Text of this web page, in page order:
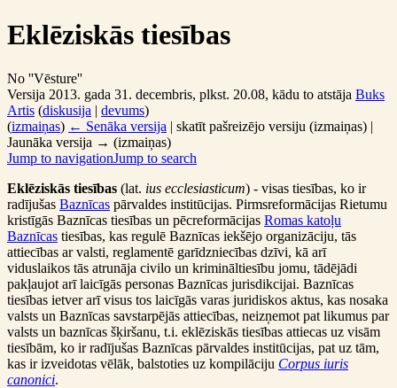
Eklēziskās tiesības
No ''Vēsture''
Versija 2013. gada 31. decembris, plkst. 20.08, kādu to atstāja Buks
Artis (diskusija | devums)
(izmaiņas) ← Senāka versija | skatīt pašreizējo versiju (izmaiņas) |
Jaunāka versija → (izmaiņas)
Jump to navigationJump to search
Eklēziskās tiesības (lat. ius ecclesiasticum) - visas tiesības, ko ir
radījušas Baznīcas pārvaldes institūcijas. Pirmsreformācijas Rietumu
kristīgās Baznīcas tiesības un pēcreformācijas Romas katoļu
Baznīcas tiesības, kas regulē Baznīcas iekšējo organizāciju, tās
attiecības ar valsti, reglamentē garīdzniecības dzīvi, kā arī
viduslaikos tās atrunāja civilo un krimināltiesību jomu, tādējādi
pakļaujot arī laicīgās personas Baznīcas jurisdikcijai. Baznīcas
tiesības ietver arī visus tos laicīgās varas juridiskos aktus, kas nosaka
valsts un Baznīcas savstarpējās attiecības, neizņemot pat likumus par
valsts un baznīcas šķiršanu, t.i. eklēziskās tiesības attiecas uz visām
tiesībām, ko ir radījušas Baznīcas pārvaldes institūcijas, pat uz tām,
kas ir izveidotas vēlāk, balstoties uz kompilāciju Corpus iuris
canonici.